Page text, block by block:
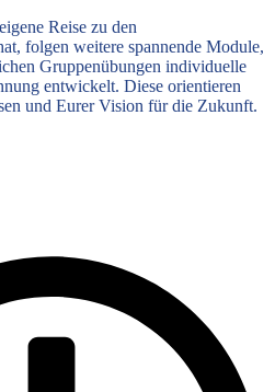
Reise zu den
folgen weitere spannende Module,
Gruppenübungen individuelle
entwickelt. Diese orientieren
und Eurer Vision für die Zukunft.